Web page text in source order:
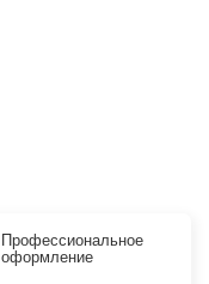
Профессиональное
оформление